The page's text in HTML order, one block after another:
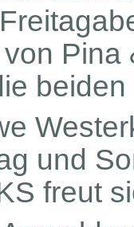
Pina
und
freut